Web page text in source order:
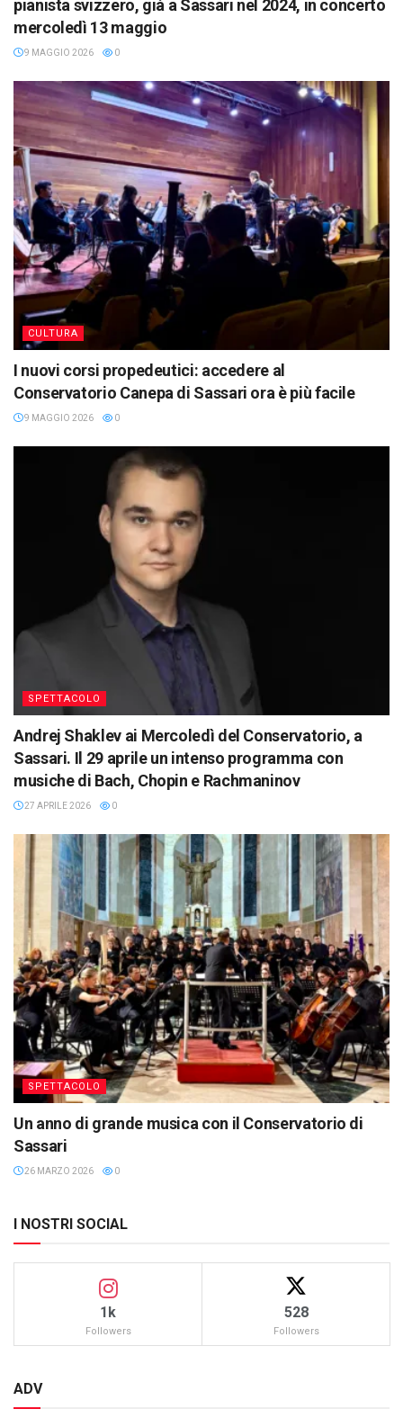
pianista svizzero, già a Sassari nel 2024, in concerto
mercoledì 13 maggio
9 MAGGIO 2026 0
CULTURA
I nuovi corsi propedeutici: accedere al
Conservatorio Canepa di Sassari ora è più facile
9 MAGGIO 2026 0
SPETTACOLO
Andrej Shaklev ai Mercoledì del Conservatorio, a
Sassari. Il 29 aprile un intenso programma con
musiche di Bach, Chopin e Rachmaninov
27 APRILE 2026 0
SPETTACOLO
Un anno di grande musica con il Conservatorio di
Sassari
26 MARZO 2026 0
I NOSTRI SOCIAL
1k
Followers
528
Followers
ADV